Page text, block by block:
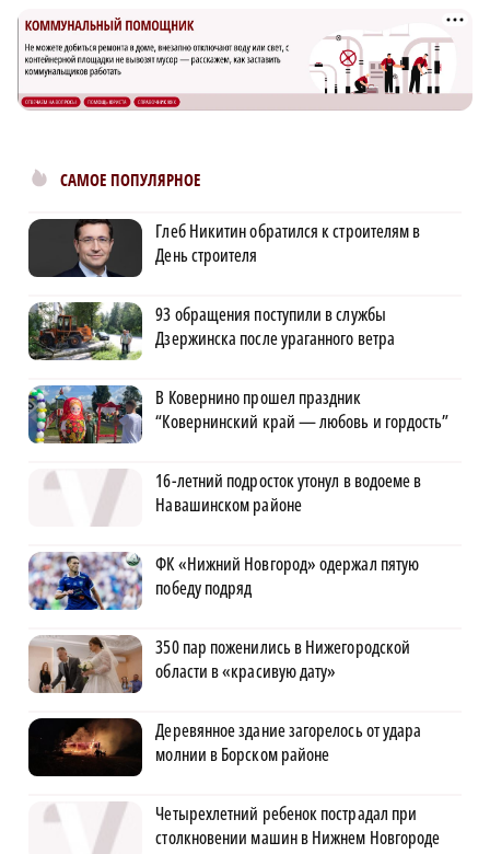
САМОЕ ПОПУЛЯРНОЕ
Глеб Никитин обратился к строителям в
День строителя
93 обращения поступили в службы
Дзержинска после ураганного ветра
В Ковернино прошел праздник
“Ковернинский край — любовь и гордость”
16-летний подросток утонул в водоеме в
Навашинском районе
ФК «Нижний Новгород» одержал пятую
победу подряд
350 пар поженились в Нижегородской
области в «красивую дату»
Деревянное здание загорелось от удара
молнии в Борском районе
Четырехлетний ребенок пострадал при
столкновении машин в Нижнем Новгороде